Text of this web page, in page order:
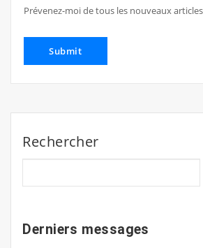
Prévenez-moi de tous les nouveaux
Rechercher
Derniers messages